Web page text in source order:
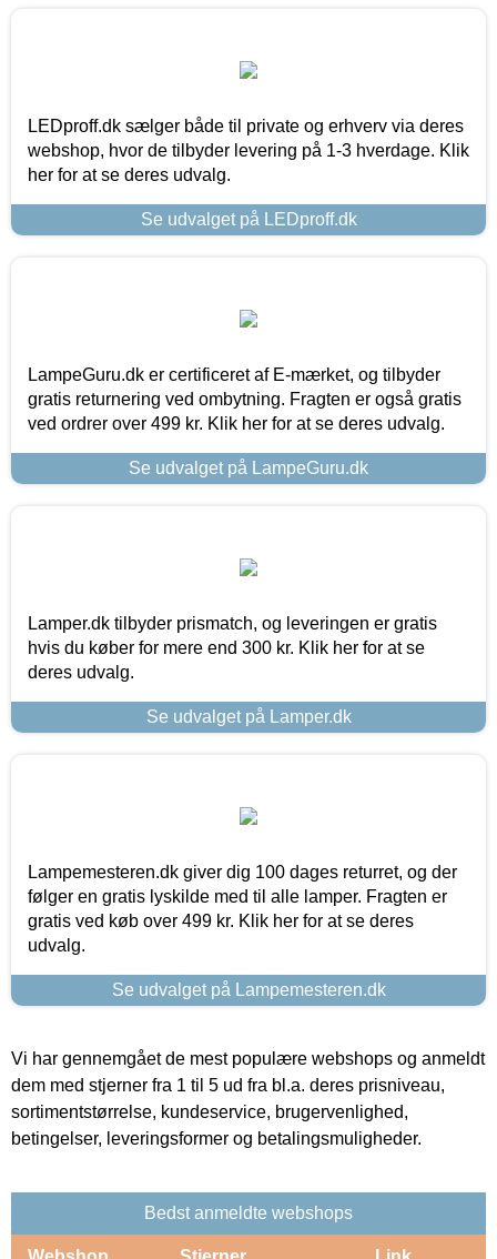
LEDproff.dk sælger både til private og erhverv via deres
webshop, hvor de tilbyder levering på 1-3 hverdage. Klik
her for at se deres udvalg.
Se udvalget på LEDproff.dk
LampeGuru.dk er certificeret af E-mærket, og tilbyder
gratis returnering ved ombytning. Fragten er også gratis
ved ordrer over 499 kr. Klik her for at se deres udvalg.
Se udvalget på LampeGuru.dk
Lamper.dk tilbyder prismatch, og leveringen er gratis
hvis du køber for mere end 300 kr. Klik her for at se
deres udvalg.
Se udvalget på Lamper.dk
Lampemesteren.dk giver dig 100 dages returret, og der
følger en gratis lyskilde med til alle lamper. Fragten er
gratis ved køb over 499 kr. Klik her for at se deres
udvalg.
Se udvalget på Lampemesteren.dk
Vi har gennemgået de mest populære webshops og anmeldt
dem med stjerner fra 1 til 5 ud fra bl.a. deres prisniveau,
sortimentstørrelse, kundeservice, brugervenlighed,
betingelser, leveringsformer og betalingsmuligheder.
Bedst anmeldte webshops